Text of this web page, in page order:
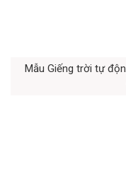
Mẫu Giếng trời tự